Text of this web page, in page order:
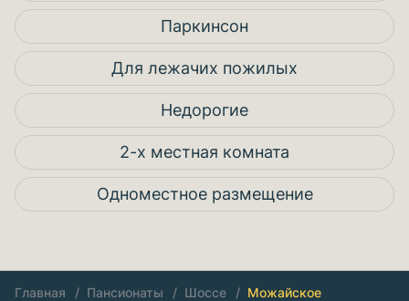
Паркинсон
Для лежачих пожилых
Недорогие
2-х местная комната
Одноместное размещение
Главная Пансионаты Шоссе Можайское